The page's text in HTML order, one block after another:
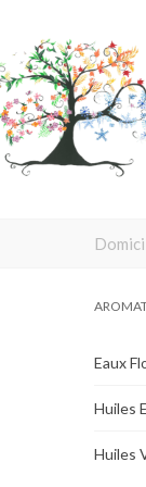
Eaux
Huiles
Huiles